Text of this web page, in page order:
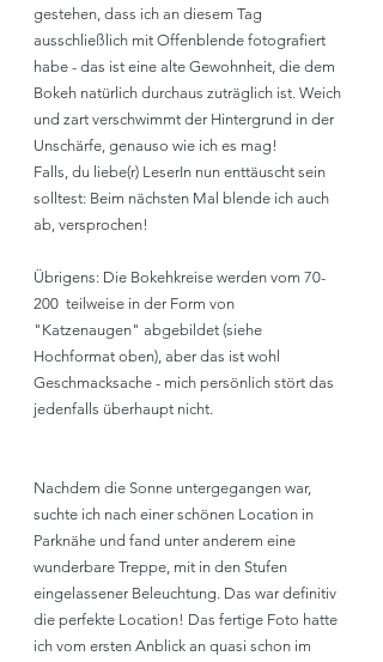
gestehen, dass ich an diesem Tag
ausschließlich mit Offenblende fotografiert
habe - das ist eine alte Gewohnheit, die dem
Bokeh natürlich durchaus zuträglich ist. Weich
und zart verschwimmt der Hintergrund in der
Unschärfe, genauso wie ich es mag!
Falls, du liebe(r) LeserIn nun enttäuscht sein
solltest: Beim nächsten Mal blende ich auch
ab, versprochen!
Übrigens: Die Bokehkreise werden vom 70-
200  teilweise in der Form von
"Katzenaugen" abgebildet (siehe
Hochformat oben), aber das ist wohl
Geschmacksache - mich persönlich stört das
jedenfalls überhaupt nicht.
Nachdem die Sonne untergegangen war,
suchte ich nach einer schönen Location in
Parknähe und fand unter anderem eine
wunderbare Treppe, mit in den Stufen
eingelassener Beleuchtung. Das war definitiv
die perfekte Location! Das fertige Foto hatte
ich vom ersten Anblick an quasi schon im